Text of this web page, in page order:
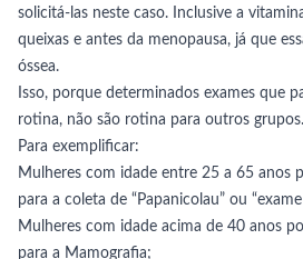
solicitá-las neste caso. Inclusive a
queixas e antes da menopausa, já que
óssea.
Isso, porque determinados exames que
rotina, não são rotina para outros grupos.
Para exemplificar:
Mulheres com idade entre 25 a 65 anos
para a coleta de “Papanicolau” ou
Mulheres com idade acima de 40 anos
para a Mamografia;